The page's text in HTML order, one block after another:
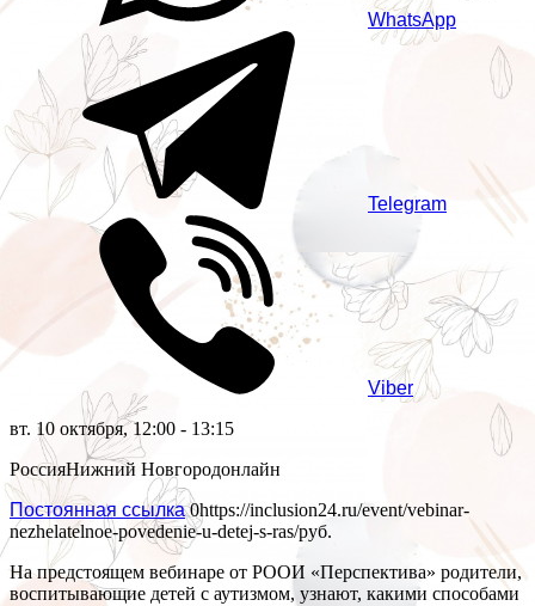
WhatsApp
Telegram
Viber
вт. 10 октября, 12:00 - 13:15
РоссияНижний Новгородонлайн
Постоянная ссылка 0https://inclusion24.ru/event/vebinar-
nezhelatelnoe-povedenie-u-detej-s-ras/руб.
На предстоящем вебинаре от РООИ «Перспектива» родители,
воспитывающие детей с аутизмом, узнают, какими способами